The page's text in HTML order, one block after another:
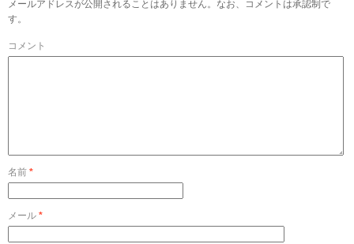
メールアドレスが公開されることはありません。なお、コメントは承認制で
す。
コメント
名前 *
メール *